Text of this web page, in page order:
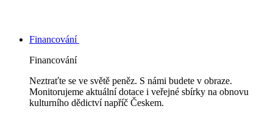
Financování
Financování
Neztraťte se ve světě peněz. S námi budete v obraze.
Monitorujeme aktuální dotace i veřejné sbírky na obnovu
kulturního dědictví napříč Českem.